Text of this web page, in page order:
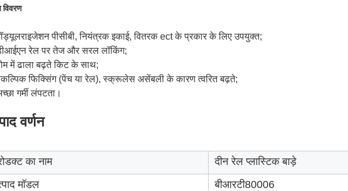
विवरण
पीसीबी, नियंत्रक इकाई, वितरक ect के प्रकार के लिए उपयुक्त;
रेल पर तेज और सरल लॉकिंग;
में ढाला बढ़ते किट के साथ;
फिक्सिंग (पेंच या रेल), स्क्रूलेस असेंबली के कारण त्वरित बढ़ते;
गर्मी लंपटता।
वर्णन
का नाम
दीन रेल प्लास्टिक बाड़े
मॉडल
बीआरटी80006